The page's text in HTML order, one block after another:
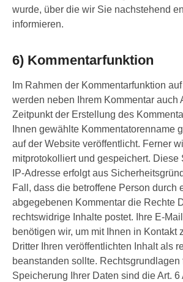
wurde, über die wir Sie nachstehend
informieren.
6) Kommentarfunktion
Im Rahmen der Kommentarfunktion
werden neben Ihrem Kommentar auch
Zeitpunkt der Erstellung des
Ihnen gewählte Kommentatorenname
auf der Website veröffentlicht. Ferner
mitprotokolliert und gespeichert. Diese
IP-Adresse erfolgt aus
Fall, dass die betroffene Person durch
abgegebenen Kommentar die Rechte
rechtswidrige Inhalte postet. Ihre E-
benötigen wir, um mit Ihnen in Kontakt
Dritter Ihren veröffentlichten Inhalt als
beanstanden sollte. Rechtsgrundlagen
Speicherung Ihrer Daten sind die Art. 6